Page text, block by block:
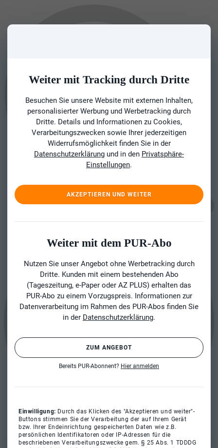
Weiter mit Tracking durch Dritte
Besuchen Sie unsere Website mit externen Inhalten,
personalisierter Werbung und Werbetracking durch
Dritte. Details und Informationen zu Cookies,
Verarbeitungszwecken sowie Ihrer jederzeitigen
Widerrufsmöglichkeit finden Sie in der
Datenschutzerklärung und in den Privatsphäre-
Einstellungen.
AKZEPTIEREN UND WEITER
Weiter mit dem PUR-Abo
Nutzen Sie unser Angebot ohne Werbetracking durch
Dritte. Kunden mit einem bestehenden Abo
(Tageszeitung, e-Paper oder AZ PLUS) erhalten das
PUR-Abo zu einem Vorzugspreis. Informationen zur
Datenverarbeitung im Rahmen des PUR-Abos finden Sie
in der Datenschutzerklärung.
ZUM ANGEBOT
Bereits PUR-Abonnent? Hier anmelden
Einwilligung: Durch das Klicken des "Akzeptieren und weiter"-
Buttons stimmen Sie der Verarbeitung der auf Ihrem Gerät
bzw. Ihrer Endeinrichtung gespeicherten Daten wie z.B.
persönlichen Identifikatoren oder IP-Adressen für die
beschriebenen Verarbeitungszwecke gem. § 25 Abs. 1 TDDDG